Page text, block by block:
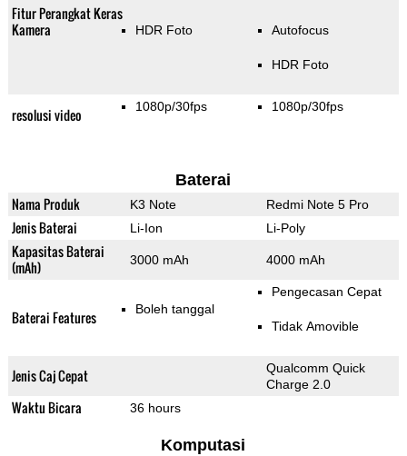
Fitur Perangkat Keras
Kamera
HDR Foto Autofocus
HDR Foto
resolusi video 1080p/30fps 1080p/30fps
Baterai
Nama Produk K3 Note Redmi Note 5 Pro
Jenis Baterai Li-Ion Li-Poly
Kapasitas Baterai
(mAh)
3000 mAh 4000 mAh
Baterai Features Boleh tanggal
Pengecasan Cepat
Tidak Amovible
Jenis Caj Cepat
Qualcomm Quick
Charge 2.0
Waktu Bicara 36 hours
Komputasi